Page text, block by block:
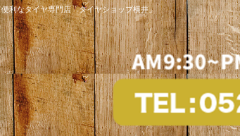
利なタイヤ専門店「タイヤショップ横井」